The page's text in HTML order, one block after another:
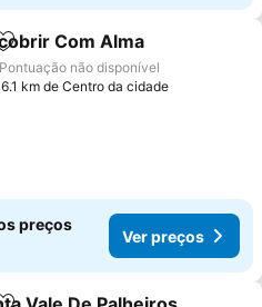
Adicionar aos favoritos
Com Alma
Pontuação não disponível
km de Centro da cidade
preços
Ver preços